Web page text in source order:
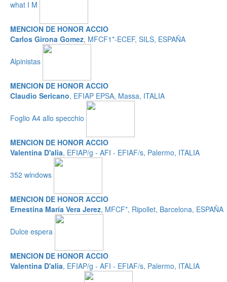
what I M
MENCION DE HONOR ACCIO
Carlos Girona Gomez, MFCF1*-ECEF, SILS, ESPAÑA
Alpinistas
MENCION DE HONOR ACCIO
Claudio Sericano, EFIAP EPSA, Massa, ITALIA
Foglio A4 allo specchio
MENCION DE HONOR ACCIO
Valentina D'alia, EFIAP/g - AFI - EFIAF/s, Palermo, ITALIA
352 windows
MENCION DE HONOR ACCIO
Ernestina María Vera Jerez, MFCF*, Ripollet, Barcelona, ESPAÑA
Dulce espera
MENCION DE HONOR ACCIO
Valentina D'alia, EFIAP/g - AFI - EFIAF/s, Palermo, ITALIA